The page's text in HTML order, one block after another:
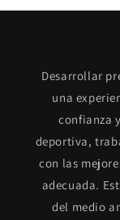
Desarrollar
una
confianza
deportiva,
con las
adecuada.
del medio